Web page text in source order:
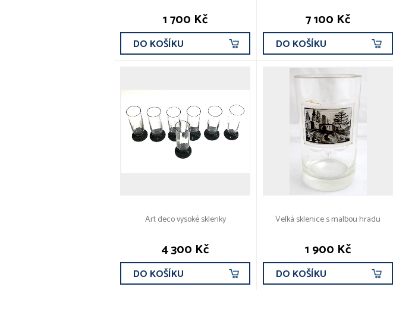
1 700 Kč
DO KOŠÍKU
7 100 Kč
DO KOŠÍKU
Art deco vysoké sklenky
4 300 Kč
DO KOŠÍKU
Velká sklenice s malbou hradu
1 900 Kč
DO KOŠÍKU